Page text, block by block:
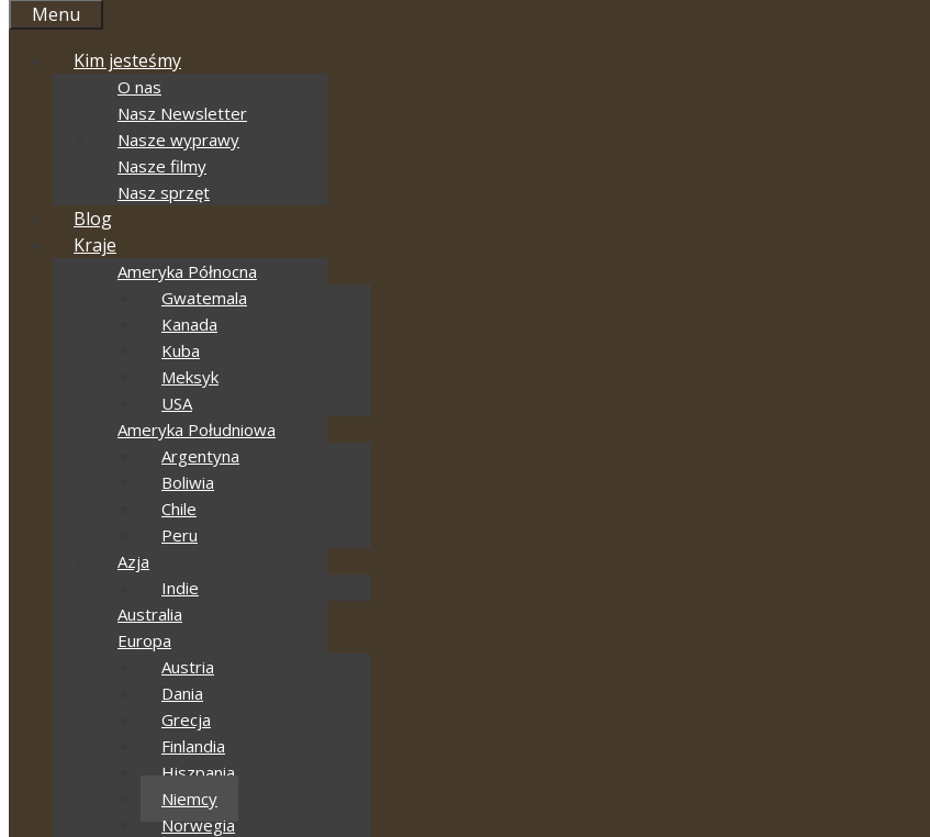
Menu
Kim jesteśmy
O nas
Nasz Newsletter
Nasze wyprawy
Nasze filmy
Nasz sprzęt
Blog
Kraje
Ameryka Północna
Gwatemala
Kanada
Kuba
Meksyk
USA
Ameryka Południowa
Argentyna
Boliwia
Chile
Peru
Azja
Indie
Australia
Europa
Austria
Dania
Grecja
Finlandia
Hiszpania
Niemcy
Norwegia